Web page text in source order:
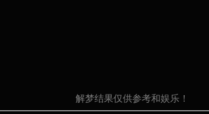
解梦结果仅供参考和娱乐！